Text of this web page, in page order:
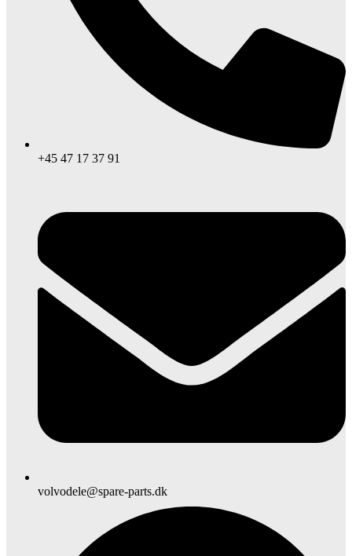
+45 47 17 37 91
volvodele@spare-parts.dk